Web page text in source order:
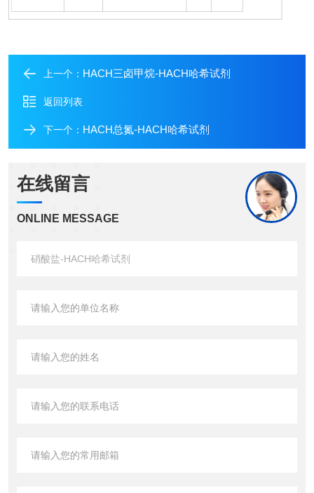
上一个： HACH三卤甲烷-HACH哈希试剂
返回列表
下一个： HACH总氮-HACH哈希试剂
在线留言
ONLINE MESSAGE